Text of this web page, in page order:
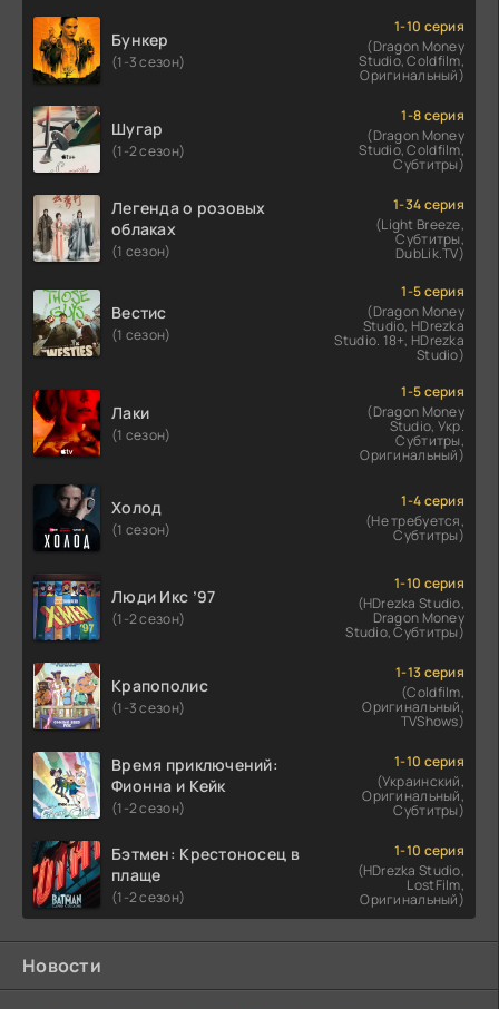
Бункер
(1-3 сезон)
1-10 серия
(Dragon Money
Studio, Coldfilm,
Оригинальный)
Шугар
(1-2 сезон)
1-8 серия
(Dragon Money
Studio, Coldfilm,
Субтитры)
Легенда о розовых
облаках
(1 сезон)
1-34 серия
(Light Breeze,
Субтитры,
DubLik.TV)
Вестис
(1 сезон)
1-5 серия
(Dragon Money
Studio, HDrezka
Studio. 18+, HDrezka
Studio)
Лаки
(1 сезон)
1-5 серия
(Dragon Money
Studio, Укр.
Субтитры,
Оригинальный)
Холод
(1 сезон)
1-4 серия
(Не требуется,
Субтитры)
Люди Икс ’97
(1-2 сезон)
1-10 серия
(HDrezka Studio,
Dragon Money
Studio, Субтитры)
Крапополис
(1-3 сезон)
1-13 серия
(Coldfilm,
Оригинальный,
TVShows)
Время приключений:
Фионна и Кейк
(1-2 сезон)
1-10 серия
(Украинский,
Оригинальный,
Субтитры)
Бэтмен: Крестоносец в
плаще
(1-2 сезон)
1-10 серия
(HDrezka Studio,
LostFilm,
Оригинальный)
Новости